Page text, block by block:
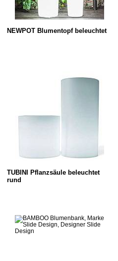
NEWPOT Blumentopf beleuchtet
TUBINI Pflanzsäule beleuchtet
rund